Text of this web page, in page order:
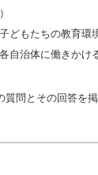
どもたちの教育環
自治体に働きかけ
質問とその回答を